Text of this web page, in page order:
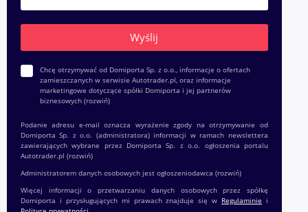
Chcę otrzymywać od Domiporta Sp. z o.o., informacje o ofertach
zamieszczanych w serwisie Autotrader.pl, oraz informacje
marketingowe dotyczące spółki Domiporta i jej partnerów
biznesowych (rozwiń)
Podanie adresu e-mail oznacza wyrażenie zgody na otrzymywanie od
Domiporta Sp. z o.o. (administratora) informacji w ramach newslettera
zawierających wybrane przez Domiporta Sp. z o.o. ogłoszenia portalu
Autotrader.pl (rozwiń)
Administratorem danych osobowych jest ogłoszeniodawca (rozwiń)
Więcej informacji o przetwarzaniu danych osobowych przez spółkę
Domiporta i przysługujących mi prawach znajduje się w Regulaminie i